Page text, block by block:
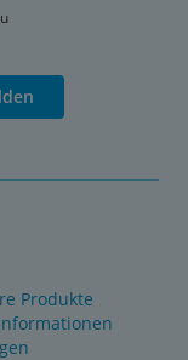
Produkte